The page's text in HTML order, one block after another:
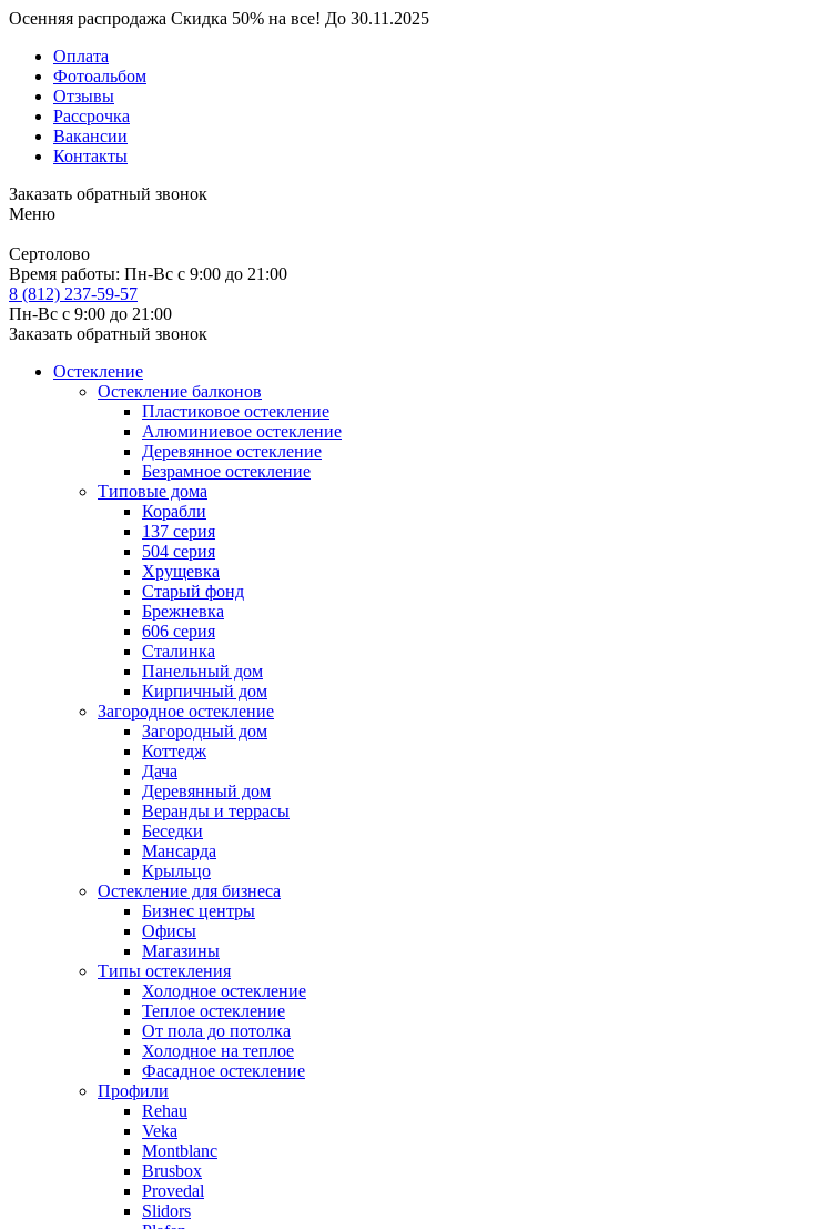
Осенняя распродажа Скидка 50% на все! До 30.11.2025
Оплата
Фотоальбом
Отзывы
Рассрочка
Вакансии
Контакты
Заказать обратный звонок
Меню
Сертолово
Время работы: Пн-Вс с 9:00 до 21:00
8 (812) 237-59-57
Пн-Вс с 9:00 до 21:00
Заказать обратный звонок
Остекление
Остекление балконов
Пластиковое остекление
Алюминиевое остекление
Деревянное остекление
Безрамное остекление
Типовые дома
Корабли
137 серия
504 серия
Хрущевка
Старый фонд
Брежневка
606 серия
Сталинка
Панельный дом
Кирпичный дом
Загородное остекление
Загородный дом
Коттедж
Дача
Деревянный дом
Веранды и террасы
Беседки
Мансарда
Крыльцо
Остекление для бизнеса
Бизнес центры
Офисы
Магазины
Типы остекления
Холодное остекление
Теплое остекление
От пола до потолка
Холодное на теплое
Фасадное остекление
Профили
Rehau
Veka
Montblanc
Brusbox
Provedal
Slidors